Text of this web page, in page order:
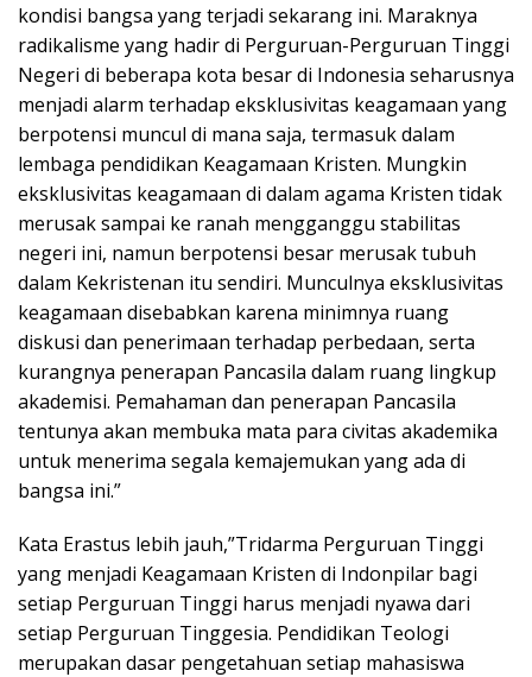
kondisi bangsa yang terjadi sekarang ini. Maraknya
radikalisme yang hadir di Perguruan-Perguruan Tinggi
Negeri di beberapa kota besar di Indonesia seharusnya
menjadi alarm terhadap eksklusivitas keagamaan yang
berpotensi muncul di mana saja, termasuk dalam
lembaga pendidikan Keagamaan Kristen. Mungkin
eksklusivitas keagamaan di dalam agama Kristen tidak
merusak sampai ke ranah mengganggu stabilitas
negeri ini, namun berpotensi besar merusak tubuh
dalam Kekristenan itu sendiri. Munculnya eksklusivitas
keagamaan disebabkan karena minimnya ruang
diskusi dan penerimaan terhadap perbedaan, serta
kurangnya penerapan Pancasila dalam ruang lingkup
akademisi. Pemahaman dan penerapan Pancasila
tentunya akan membuka mata para civitas akademika
untuk menerima segala kemajemukan yang ada di
bangsa ini.”
Kata Erastus lebih jauh,”Tridarma Perguruan Tinggi
yang menjadi Keagamaan Kristen di Indonpilar bagi
setiap Perguruan Tinggi harus menjadi nyawa dari
setiap Perguruan Tinggesia. Pendidikan Teologi
merupakan dasar pengetahuan setiap mahasiswa